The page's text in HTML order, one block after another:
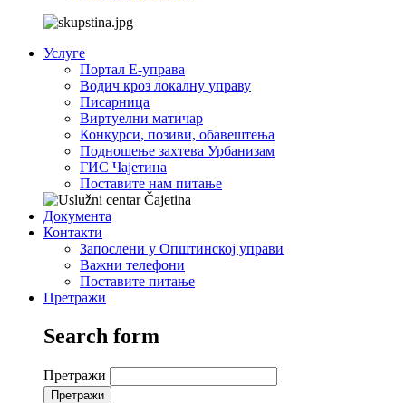
Услуге
Портал Е-управа
Водич кроз локалну управу
Писарница
Виртуелни матичар
Конкурси, позиви, обавештења
Подношење захтева Урбанизам
ГИС Чајетина
Поставите нам питање
Документа
Контакти
Запослени у Општинској управи
Важни телефони
Поставите питање
Претражи
Search form
Претражи